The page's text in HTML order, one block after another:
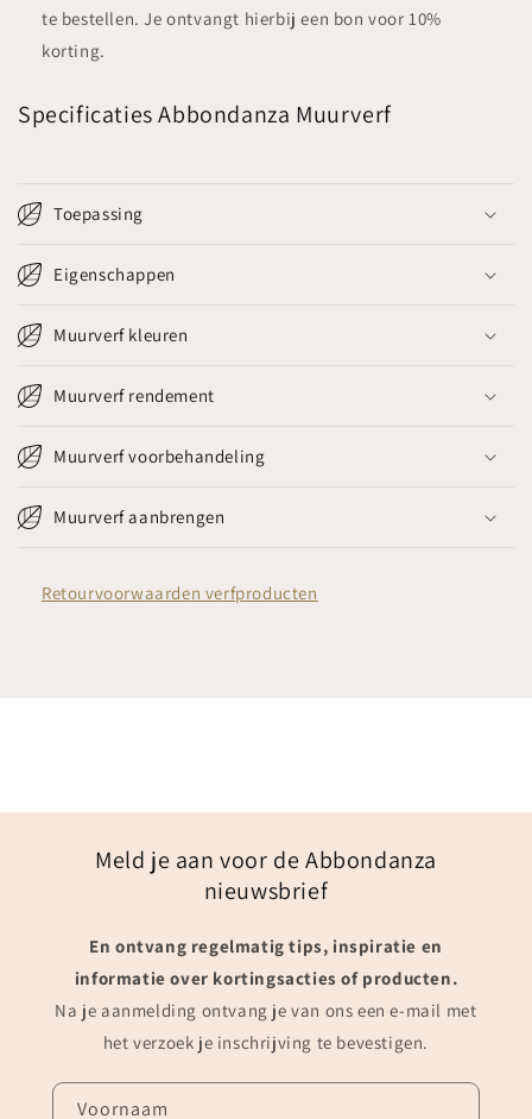
te bestellen. Je ontvangt hierbij een bon voor 10%
korting.
Specificaties Abbondanza Muurverf
Toepassing
Eigenschappen
Muurverf kleuren
Muurverf rendement
Muurverf voorbehandeling
Muurverf aanbrengen
Retourvoorwaarden verfproducten
Meld je aan voor de Abbondanza
nieuwsbrief
En ontvang regelmatig tips, inspiratie en
informatie over kortingsacties of producten.
Na je aanmelding ontvang je van ons een e-mail met
het verzoek je inschrijving te bevestigen.
Voornaam